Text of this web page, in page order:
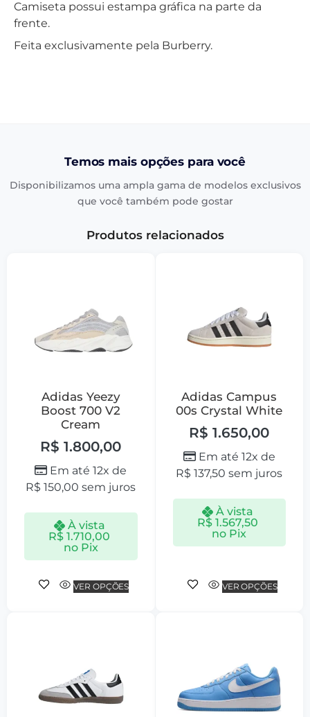
Camiseta possui estampa gráfica na parte da
frente.
Feita exclusivamente pela Burberry.
Temos mais opções para você
Disponibilizamos uma ampla gama de modelos exclusivos
que você também pode gostar
Produtos relacionados
Adidas Yeezy
Boost 700 V2
Cream
R$ 1.800,00
Em até 12x de
R$ 150,00 sem juros
À vista
R$ 1.710,00
no Pix
VER OPÇÕES
Adidas Campus
00s Crystal White
R$ 1.650,00
Em até 12x de
R$ 137,50 sem juros
À vista
R$ 1.567,50
no Pix
VER OPÇÕES